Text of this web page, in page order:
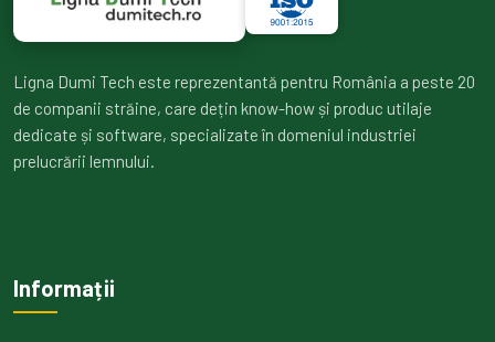
Ligna Dumi Tech este reprezentantă pentru România a peste 20
de companii străine, care dețin know-how și produc utilaje
dedicate și software, specializate în domeniul industriei
prelucrării lemnului.
Informații